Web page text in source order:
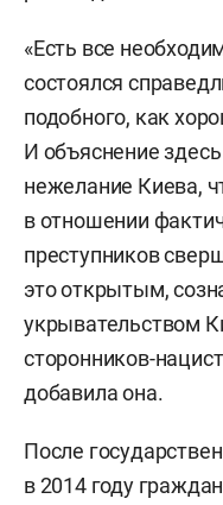
«Есть все
состоялся
подобного, как
И объяснение
нежелание Киева,
в отношении
преступников
это открытым,
укрывательством
сторонников-
добавила она.
После
в 2014 году